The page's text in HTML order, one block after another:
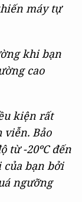
máy tự
khi bạn
cao
kiện rất
Bảo
từ -20ºC đến
của bạn bởi
ngưỡng